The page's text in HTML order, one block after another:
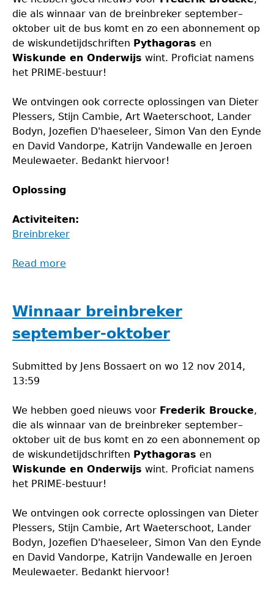
die als winnaar van de breinbreker september–
oktober uit de bus komt en zo een abonnement op
de wiskundetijdschriften Pythagoras en
Wiskunde en Onderwijs wint. Proficiat namens
het PRIME-bestuur!
We ontvingen ook correcte oplossingen van Dieter
Plessers, Stijn Cambie, Art Waeterschoot, Lander
Bodyn, Jozefien D'haeseleer, Simon Van den Eynde
en David Vandorpe, Katrijn Vandewalle en Jeroen
Meulewaeter. Bedankt hiervoor!
Oplossing
Activiteiten:
Breinbreker
Read more
september-
oktober
Winnaar breinbreker
september-oktober
Submitted by Jens Bossaert on wo 12 nov 2014,
13:59
We hebben goed nieuws voor Frederik Broucke,
die als winnaar van de breinbreker september–
oktober uit de bus komt en zo een abonnement op
de wiskundetijdschriften Pythagoras en
Wiskunde en Onderwijs wint. Proficiat namens
het PRIME-bestuur!
We ontvingen ook correcte oplossingen van Dieter
Plessers, Stijn Cambie, Art Waeterschoot, Lander
Bodyn, Jozefien D'haeseleer, Simon Van den Eynde
en David Vandorpe, Katrijn Vandewalle en Jeroen
Meulewaeter. Bedankt hiervoor!